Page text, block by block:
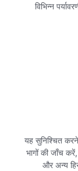
विभिन्न
यह सुनिश्चित
भागों की जाँच
और अन्य